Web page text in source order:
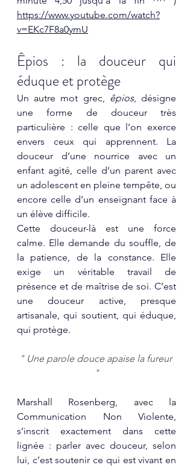
https://www.youtube.com/watch?
v=EKc7F8a0ymU
Êpios : la douceur qui
éduque et protège
Un autre mot grec, êpios, désigne
une forme de douceur très
particulière : celle que l’on exerce
envers ceux qui apprennent. La
douceur d’une nourrice avec un
enfant agité, celle d’un parent avec
un adolescent en pleine tempête, ou
encore celle d’un enseignant face à
un élève difficile.
Cette douceur-là est une force
calme. Elle demande du souffle, de
la patience, de la constance. Elle
exige un véritable travail de
présence et de maîtrise de soi. C’est
une douceur active, presque
artisanale, qui soutient, qui éduque,
qui protège.
" Une parole douce apaise la fureur
"
Marshall Rosenberg, avec la
Communication Non Violente,
s’inscrit exactement dans cette
lignée : parler avec douceur, selon
lui, c’est soutenir ce qui est vivant en